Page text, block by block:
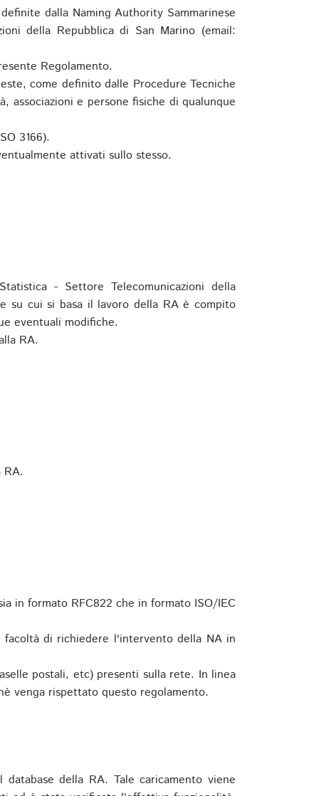
dalla Naming Authority Sammarinese
della Repubblica di San Marino (email:
Regolamento.
come definito dalle Procedure Tecniche
associazioni e persone fisiche di qualunque
3166).
attivati sullo stesso.
- Settore Telecomunicazioni della
su cui si basa il lavoro della RA è compito
eventuali modifiche.
RA.
in formato RFC822 che in formato ISO/IEC
di richiedere l'intervento della NA in
postali, etc) presenti sulla rete. In linea
venga rispettato questo regolamento.
della RA. Tale caricamento viene